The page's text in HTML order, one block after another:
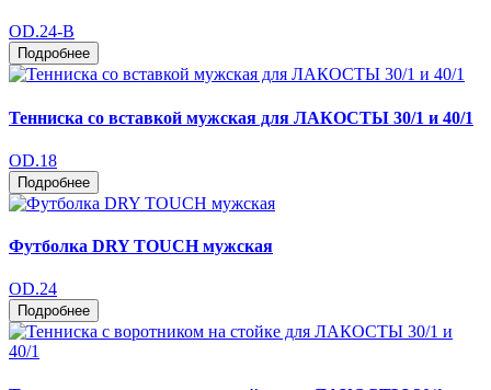
OD.24-В
Подробнее
Тенниска со вставкой мужская для ЛАКОСТЫ 30/1 и 40/1
OD.18
Подробнее
Футболка DRY TOUCH мужская
OD.24
Подробнее